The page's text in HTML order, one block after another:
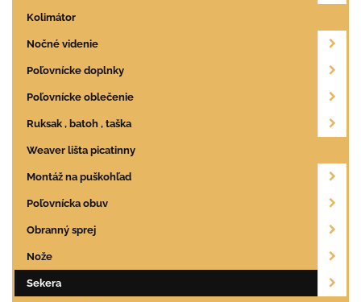
Kolimátor
Nočné videnie
Poľovnícke doplnky
Poľovnícke oblečenie
Ruksak , batoh , taška
Weaver lišta picatinny
Montáž na puškohľad
Poľovnícka obuv
Obranný sprej
Nože
Sekera